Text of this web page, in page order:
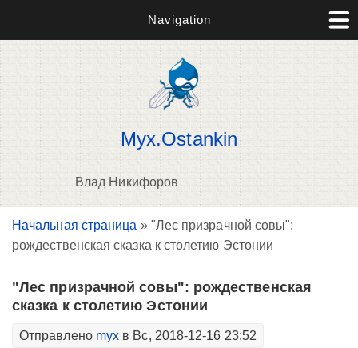
Navigation
Myx.Ostankin
Влад Никифоров
Вы здесь
Начальная страница » "Лес призрачной совы":
рождественская сказка к столетию Эстонии
"Лес призрачной совы": рождественская
сказка к столетию Эстонии
Отправлено myx в Вс, 2018-12-16 23:52